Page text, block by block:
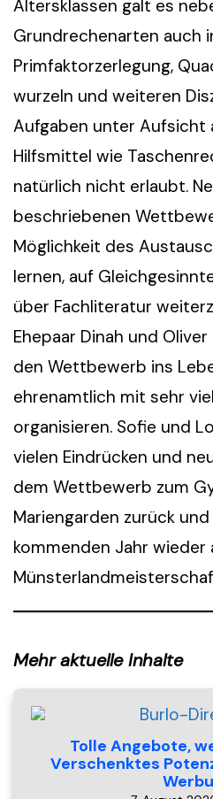
Altersklassen galt es
Grundrechenarten auch
Primfaktorzerlegung,
wurzeln und weiteren
Aufgaben unter Aufsicht
Hilfsmittel wie
natürlich nicht erlaubt.
beschriebenen
Möglichkeit des
lernen, auf
über Fachliteratur
Ehepaar Dinah und Oliver
den Wettbewerb ins
ehrenamtlich mit sehr
organisieren. Sofie und
vielen Eindrücken und
dem Wettbewerb zum
Mariengarden zurück
kommenden Jahr wieder
Mehr aktuelle Inhalte
Tolle Angebote,
Verschenktes